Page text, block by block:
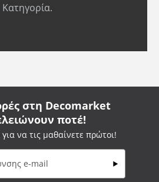
Κατηγορία.
στη Decomarket
ποτέ!
να τις μαθαίνετε πρώτοι!